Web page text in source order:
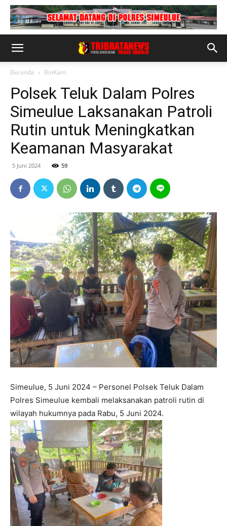
Beranda BinKam
Polsek Teluk Dalam Polres
Simeulue Laksanakan Patroli
Rutin untuk Meningkatkan
Keamanan Masyarakat
5 Juni 2024 59
Simeulue, 5 Juni 2024 – Personel Polsek Teluk Dalam
Polres Simeulue kembali melaksanakan patroli rutin di
wilayah hukumnya pada Rabu, 5 Juni 2024.